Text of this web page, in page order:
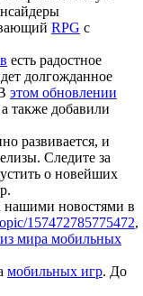
RPG с
есть радостное
долгожданное
этом обновлении
а также добавили
развивается, и
Следите за
о новейших
нашими новостями в
157472785775472,
мира мобильных
мобильных игр. До